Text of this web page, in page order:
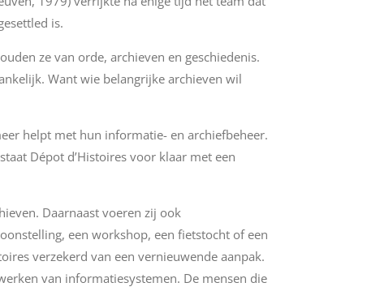
is.
ze van orde, archieven en geschiedenis.
Want wie belangrijke archieven wil
helpt met hun informatie- en archiefbeheer.
Dépot d’Histoires voor klaar met een
Daarnaast voeren zij ook
een workshop, een fietstocht of een
verzekerd van een vernieuwende aanpak.
van informatiesystemen. De mensen die